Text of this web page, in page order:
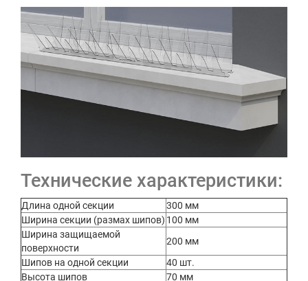
Технические характеристики:
Длина одной секции
300 мм
Ширина секции (размах шипов) 100 мм
Ширина защищаемой
поверхности
200 мм
Шипов на одной секции
40 шт.
Высота шипов
70 мм